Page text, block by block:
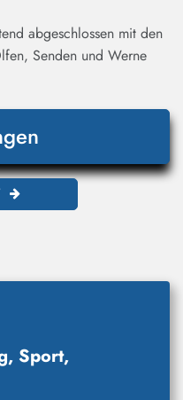
abgeschlossen mit den
Senden und Werne
Sport,